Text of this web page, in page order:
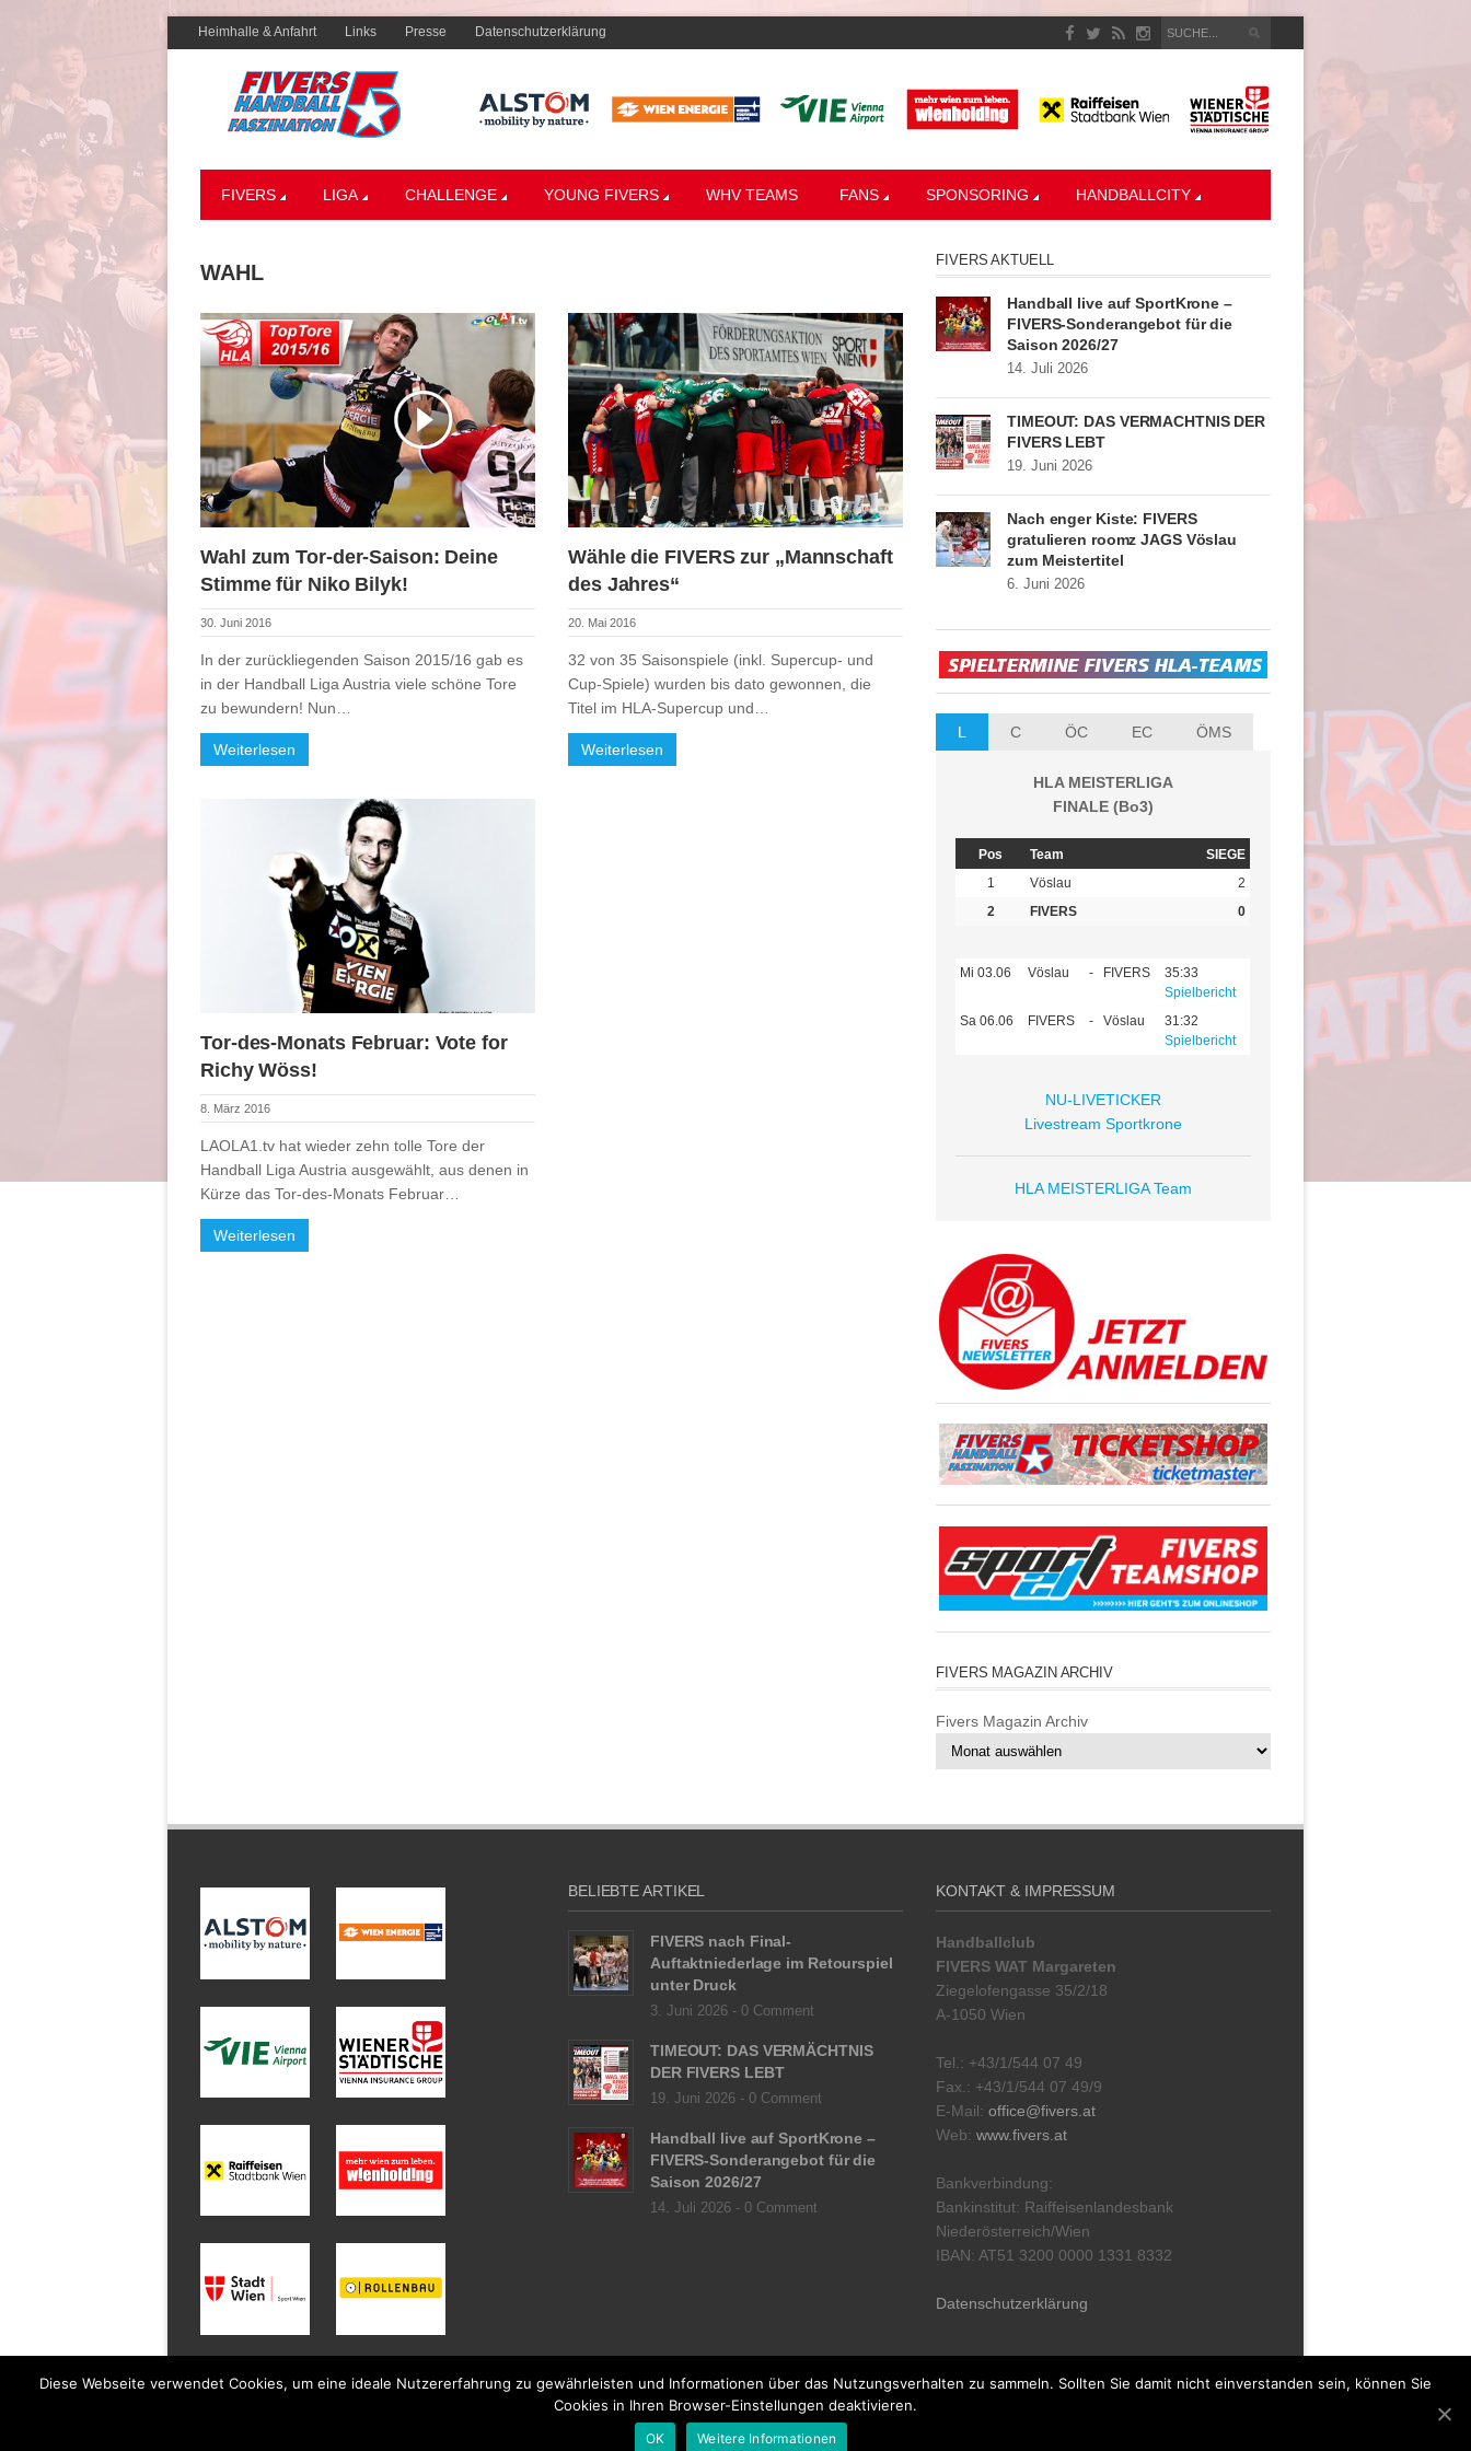
Heimhalle & Anfahrt Links Presse Datenschutzerklärung
FIVERS LIGA CHALLENGE YOUNG FIVERS WHV TEAMS FANS SPONSORING HANDBALLCITY
WAHL
Wahl zum Tor-der-Saison: Deine
Stimme für Niko Bilyk!
30. Juni 2016
In der zurückliegenden Saison 2015/16 gab es
in der Handball Liga Austria viele schöne Tore
zu bewundern! Nun…
Weiterlesen
Wähle die FIVERS zur „Mannschaft
des Jahres“
20. Mai 2016
32 von 35 Saisonspiele (inkl. Supercup- und
Cup-Spiele) wurden bis dato gewonnen, die
Titel im HLA-Supercup und…
Weiterlesen
Tor-des-Monats Februar: Vote for
Richy Wöss!
8. März 2016
LAOLA1.tv hat wieder zehn tolle Tore der
Handball Liga Austria ausgewählt, aus denen in
Kürze das Tor-des-Monats Februar…
Weiterlesen
FIVERS AKTUELL
Handball live auf SportKrone –
FIVERS-Sonderangebot für die
Saison 2026/27
14. Juli 2026
TIMEOUT: DAS VERMÄCHTNIS DER
FIVERS LEBT
19. Juni 2026
Nach enger Kiste: FIVERS
gratulieren roomz JAGS Vöslau
zum Meistertitel
6. Juni 2026
L C ÖC EC ÖMS
HLA MEISTERLIGA
FINALE (Bo3)
Pos Team
SIEGE
1
Vöslau
2
2
FIVERS 0
Mi 03.06 Vöslau - FIVERS
35:33
Spielbericht
Sa 06.06
FIVERS - Vöslau
31:32
Spielbericht
NU-LIVETICKER
Livestream Sportkrone
HLA MEISTERLIGA Team
FIVERS MAGAZIN ARCHIV
Fivers Magazin Archiv
BELIEBTE ARTIKEL
FIVERS nach Final-
Auftaktniederlage im Retourspiel
unter Druck
3. Juni 2026 - 0 Comment
TIMEOUT: DAS VERMÄCHTNIS
DER FIVERS LEBT
19. Juni 2026 - 0 Comment
Handball live auf SportKrone –
FIVERS-Sonderangebot für die
Saison 2026/27
14. Juli 2026 - 0 Comment
KONTAKT & IMPRESSUM
Handballclub
FIVERS WAT Margareten
Ziegelofengasse 35/2/18
A-1050 Wien
Tel.: +43/1/544 07 49
Fax.: +43/1/544 07 49/9
E-Mail: office@fivers.at
Web: www.fivers.at
Bankverbindung:
Bankinstitut: Raiffeisenlandesbank
Niederösterreich/Wien
IBAN: AT51 3200 0000 1331 8332
Datenschutzerklärung
Diese Webseite verwendet Cookies, um eine ideale Nutzererfahrung zu gewährleisten und Informationen über das Nutzungsverhalten zu sammeln. Sollten Sie damit nicht einverstanden sein, können Sie
Cookies in Ihren Browser-Einstellungen deaktivieren.
OK Weitere Informationen